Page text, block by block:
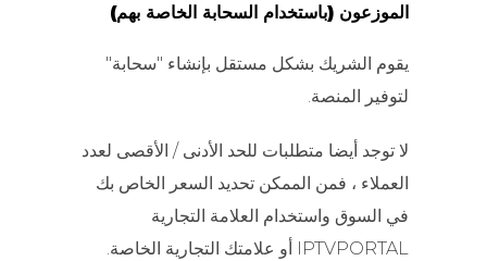
الموزعون (باستخدام السحابة الخاصة بهم)
يقوم الشريك بشكل مستقل بإنشاء "سحابة"
لتوفير المنصة.
لا توجد أيضا متطلبات للحد الأدنى / الأقصى لعدد
العملاء ، فمن الممكن تحديد السعر الخاص بك
في السوق واستخدام العلامة التجارية
IPTVPORTAL أو علامتك التجارية الخاصة.